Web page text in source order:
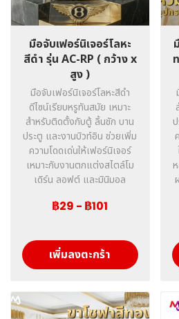
มือจับเฟอร์นิเจอร์โลหะ
สีดำ รุ่น AC-RP ( กว้าง x
สูง )
มือจับเฟอร์นิเจอร์โลหะสีดำ
ดีไซน์เรียบหรูทันสมัย เหมาะ
สำหรับติดตั้งกับตู้ ลิ้นชัก บาน
ประตู และงานบิวท์อิน ช่วยเพิ่ม
ความโดดเด่นให้เฟอร์นิเจอร์
เหมาะกับงานตกแต่งสไตล์โม
เดิร์น ลอฟต์ และมินิมอล
฿29 - ฿101
เพิ่มลงตะกร้า